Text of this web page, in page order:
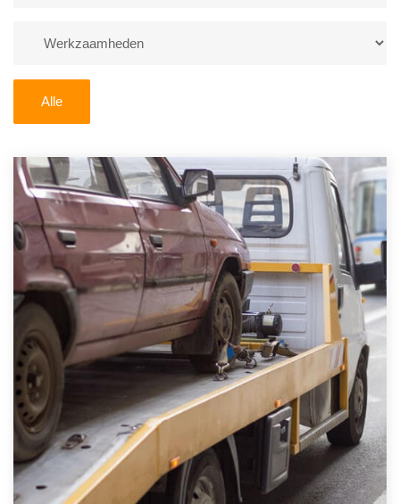
Zoekt u liever naar een sloperij in een andere plaats of
U kunt er ook voor kiezen om direct uw sloopauto te
verkopen en op te laten halen door de Sloopauto
Ophaaldienst van Autosloperijen.nl. Wij kunnen uw
auto gratis ophalen in Holten. Neem telefonisch
contact op of maak een terugbelafspraak. Wilt u
direct een tweedehands auto onderdelen offerte
aanvragen? Dat kan via de Onderdelenlijn! Vul uw
kenteken in en druk op verzenden.
Wij kunnen u helpen met de inkoop van auto's van
eigenlijk alle merken, zoals Alfa Romeo, Audi, BMW,
Chevrolet, Citroën, Dacia, Fiat, Ford, Honda, Hyundai,
Kia, Mazda, Mercedes Benz, Mitsubishi, Nissan, Opel,
Peugeot, Porsche, Renault, Seat, Skoda, Suzuki, Tesla,
Toyota, Volkswagen en Volvo.
Alle